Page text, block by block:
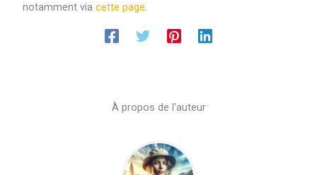
notamment via cette page.
À propos de l'auteur